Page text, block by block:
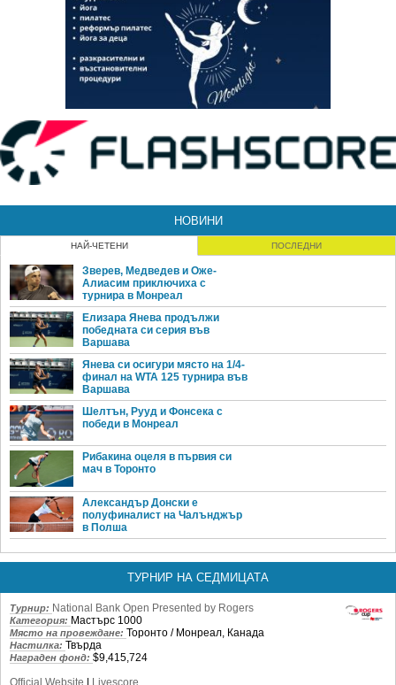
НОВИНИ
НАЙ-ЧЕТЕНИ ПОСЛЕДНИ
Зверев, Медведев и Оже-
Алиасим приключиха с
турнира в Монреал
Елизара Янева продължи
победната си серия във
Варшава
Янева си осигури място на 1/4-
финал на WTA 125 турнира във
Варшава
Шелтън, Рууд и Фонсека с
победи в Монреал
Рибакина оцеля в първия си
мач в Торонто
Александър Донски е
полуфиналист на Чалънджър
в Полша
ТУРНИР НА СЕДМИЦАТА
Турнир: National Bank Open Presented by Rogers
Категория: Мастърс 1000
Място на провеждане: Торонто / Монреал, Канада
Настилка: Твърда
Награден фонд: $9,415,724
Official Website | Livescore